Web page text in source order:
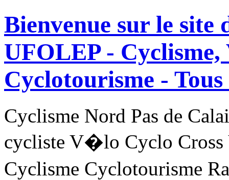
Bienvenue sur le site
UFOLEP -
Cyclotourisme -
Cyclisme Nord Pas de
cycliste V�lo Cyclo Cross
Cyclisme Cyclotourisme